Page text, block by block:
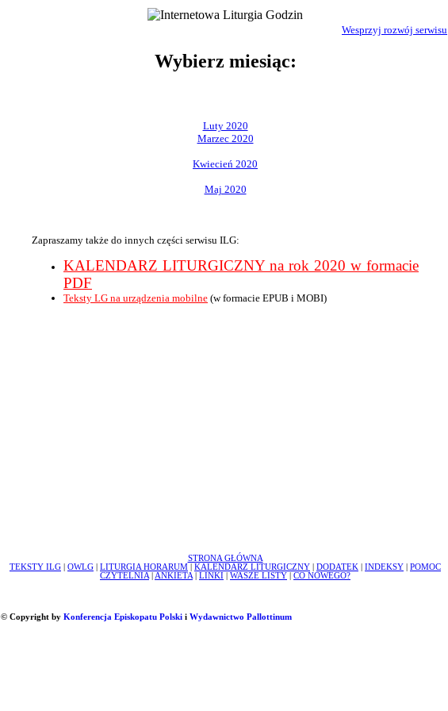
Wesprzyj rozwój serwisu
Wybierz miesiąc:
Luty 2020
Marzec 2020
Kwiecień 2020
Maj 2020
Zapraszamy także do innych części serwisu ILG:
KALENDARZ LITURGICZNY na rok 2020 w formacie
PDF
Teksty LG na urządzenia mobilne (w formacie EPUB i MOBI)
STRONA GŁÓWNA
TEKSTY ILG
OWLG LITURGIA HORARUM KALENDARZ LITURGICZNY DODATEK INDEKSY
POMOC
CZYTELNIA
ANKIETA LINKI WASZE LISTY CO NOWEGO?
© Copyright by Konferencja Episkopatu Polskii Wydawnictwo Pallottinum